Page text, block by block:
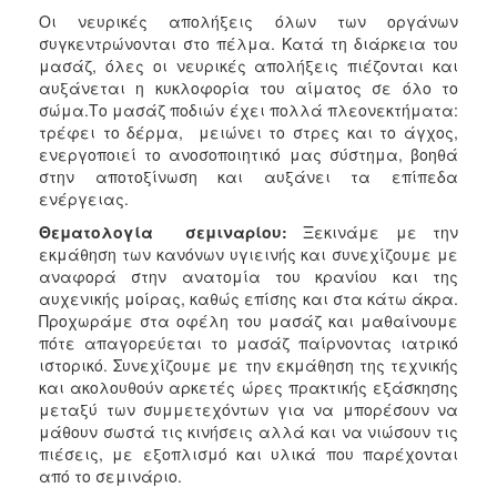
Οι νευρικές απολήξεις όλων των οργάνων
συγκεντρώνονται στο πέλμα. Κατά τη διάρκεια του
μασάζ, όλες οι νευρικές απολήξεις πιέζονται και
αυξάνεται η κυκλοφορία του αίματος σε όλο το
σώμα.Το μασάζ ποδιών έχει πολλά πλεονεκτήματα:
τρέφει το δέρμα, μειώνει το στρες και το άγχος,
ενεργοποιεί το ανοσοποιητικό μας σύστημα, βοηθά
στην αποτοξίνωση και αυξάνει τα επίπεδα
ενέργειας.
Θεματολογία σεμιναρίου:Ξεκινάμε με την
εκμάθηση των κανόνων υγιεινής και συνεχίζουμε με
αναφορά στην ανατομία του κρανίου και της
αυχενικής μοίρας, καθώς επίσης και στα κάτω άκρα.
Προχωράμε στα οφέλη του μασάζ και μαθαίνουμε
πότε απαγορεύεται το μασάζ παίρνοντας ιατρικό
ιστορικό. Συνεχίζουμε με την εκμάθηση της τεχνικής
και ακολουθούν αρκετές ώρες πρακτικής εξάσκησης
μεταξύ των συμμετεχόντων για να μπορέσουν να
μάθουν σωστά τις κινήσεις αλλά και να νιώσουν τις
πιέσεις, με εξοπλισμό και υλικά που παρέχονται
από το σεμινάριο.